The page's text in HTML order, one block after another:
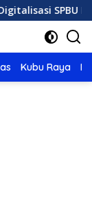
Pertamina
Kubu Raya